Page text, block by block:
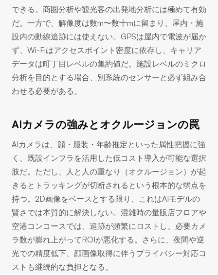
できる。商圏分析や観光客の出発地分析には極めて有効
だ。一方で、解像度は数m〜数十mに留まり、屋内・施
設内の動線追跡には使えない。GPSは屋内で電波が届か
ず、Wi-Fiはアクセスポイント密度に依存し、キャリア
データは町丁目レベルの集約値だ。施設レベルのミクロ
分析を目的とする場合、別系統のセンサーと必ず組み合
わせる必要がある。
AIカメラの強みとオクルージョンの罠
AIカメラは、顔・服装・年齢推定といった属性把握に強
く、既設インフラを活用した低コスト導入が可能な選択
肢だ。ただし、人と人の重なり（オクルージョン）が起
きるとトラッキングが切断されるという根本的な弱点を
持つ。2D画像をベースとする限り、これはAIモデルの
賢さでは本質的に解決しない。混雑時の量販店フロアや
空港コンコースでは、追跡が頻繁にロストし、必要カメ
ラ数が膨れ上がってROIが悪化する。さらに、夜間や逆
光での精度低下、顔画像取得に伴うプライバシー対応コ
ストも継続的な負担となる。